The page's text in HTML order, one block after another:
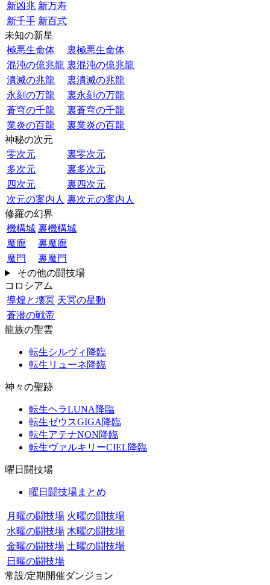
新凶兆 新万寿
新千手 新百式
未知の新星
極悪生命体
裏極悪生命体
混沌の億兆龍 裏混沌の億兆龍
潰滅の兆龍
裏潰滅の兆龍
永刻の万龍
裏永刻の万龍
蒼穹の千龍
裏蒼穹の千龍
業炎の百龍
裏業炎の百龍
神秘の次元
零次元
裏零次元
多次元
裏多次元
四次元
裏四次元
次元の案内人 裏次元の案内人
修羅の幻界
機構城 裏機構城
魔廊
裏魔廊
魔門
裏魔門
その他の闘技場
コロシアム
導煌と壊冥 天冥の星動
蒼潜の戦帝
龍族の聖雲
転生シルヴィ降臨
転生リューネ降臨
神々の聖跡
転生ヘラLUNA降臨
転生ゼウスGIGA降臨
転生アテナNON降臨
転生ヴァルキリーCIEL降臨
曜日闘技場
曜日闘技場まとめ
月曜の闘技場 火曜の闘技場
水曜の闘技場 木曜の闘技場
金曜の闘技場 土曜の闘技場
日曜の闘技場
常設/定期開催ダンジョン